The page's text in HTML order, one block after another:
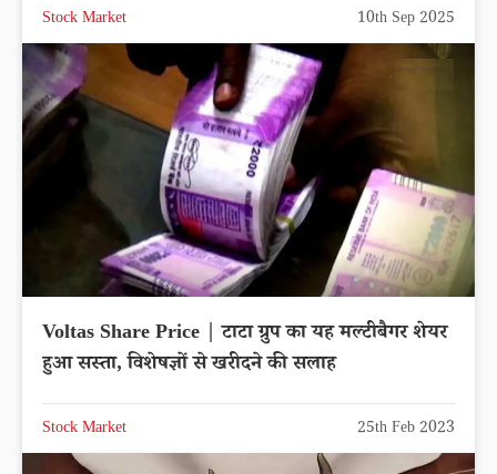
Stock Market 10th Sep 2025
Voltas Share Price | टाटा ग्रुप का यह मल्टीबैगर शेयर
हुआ सस्ता, विशेषज्ञों से खरीदने की सलाह
Stock Market 25th Feb 2023